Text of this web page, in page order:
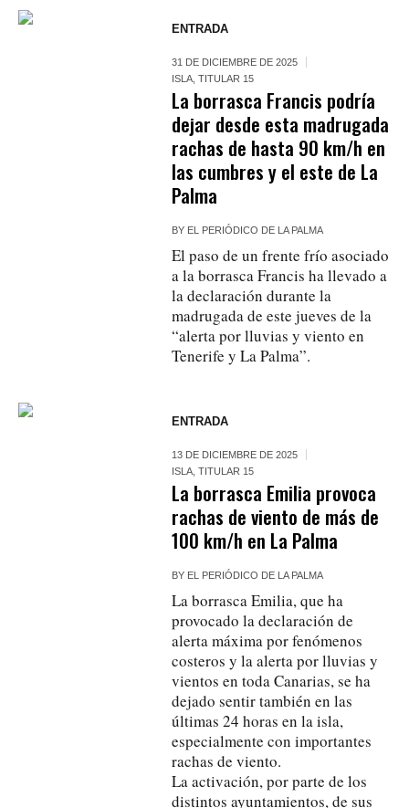
ENTRADA
31 DE DICIEMBRE DE 2025
ISLA ,TITULAR 15
La borrasca Francis podría
dejar desde esta madrugada
rachas de hasta 90 km/h en
las cumbres y el este de La
Palma
BY EL PERIÓDICO DE LA PALMA
El paso de un frente frío asociado
a la borrasca Francis ha llevado a
la declaración durante la
madrugada de este jueves de la
“alerta por lluvias y viento en
Tenerife y La Palma”.
ENTRADA
13 DE DICIEMBRE DE 2025
ISLA ,TITULAR 15
La borrasca Emilia provoca
rachas de viento de más de
100 km/h en La Palma
BY EL PERIÓDICO DE LA PALMA
La borrasca Emilia, que ha
provocado la declaración de
alerta máxima por fenómenos
costeros y la alerta por lluvias y
vientos en toda Canarias, se ha
dejado sentir también en las
últimas 24 horas en la isla,
especialmente con importantes
rachas de viento.
La activación, por parte de los
distintos ayuntamientos, de sus